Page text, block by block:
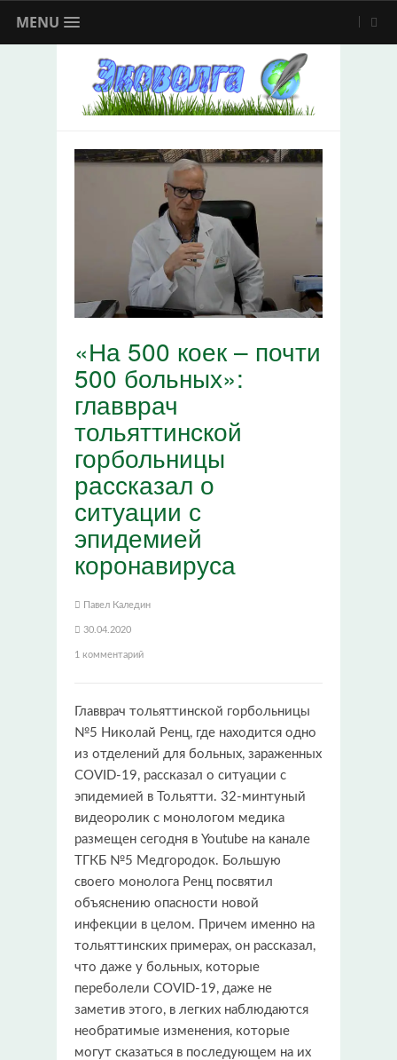
MENU
«На 500 коек – почти
500 больных»:
главврач
тольяттинской
горбольницы
рассказал о
ситуации с
эпидемией
коронавируса
Павел Каледин
30.04.2020
1 комментарий
Главврач тольяттинской горбольницы
№5 Николай Ренц, где находится одно
из отделений для больных, зараженных
COVID-19, рассказал о ситуации с
эпидемией в Тольятти. 32-минтуный
видеоролик с монологом медика
размещен сегодня в Youtube на канале
ТГКБ №5 Медгородок. Большую
своего монолога Ренц посвятил
объяснению опасности новой
инфекции в целом. Причем именно на
тольяттинских примерах, он рассказал,
что даже у больных, которые
переболели COVID-19, даже не
заметив этого, в легких наблюдаются
необратимые изменения, которые
могут сказаться в последующем на их